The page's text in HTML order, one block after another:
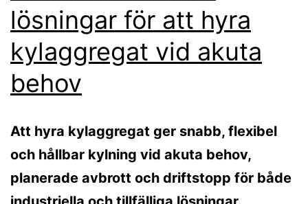
lösningar för att hyra
kylaggregat vid akuta
behov
Att hyra kylaggregat ger snabb, flexibel
och hållbar kylning vid akuta behov,
planerade avbrott och driftstopp för både